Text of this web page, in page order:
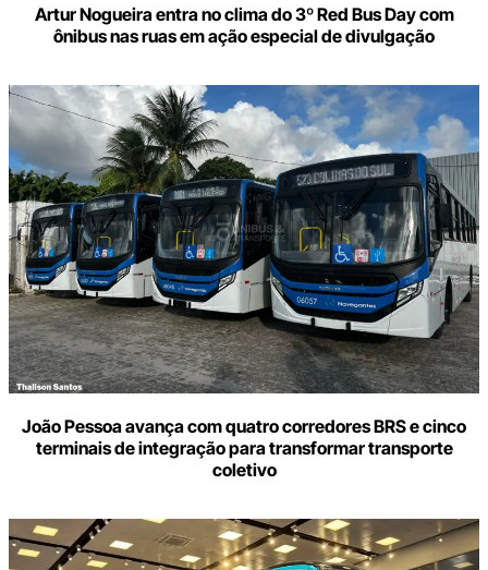
Artur Nogueira entra no clima do 3º Red Bus Day com
ônibus nas ruas em ação especial de divulgação
João Pessoa avança com quatro corredores BRS e cinco
terminais de integração para transformar transporte
coletivo